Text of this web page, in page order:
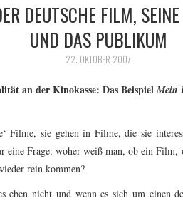
DEUTSCHE FILM,
UND DAS PUBLIKUM
22. OKTOBER 2007
an der Kinokasse: Das BeispielMein
Filme, sie gehen in Filme, die sie
eine Frage: woher weiß man, ob ein Film,
rein kommen?
eben nicht und wenn es sich um einen